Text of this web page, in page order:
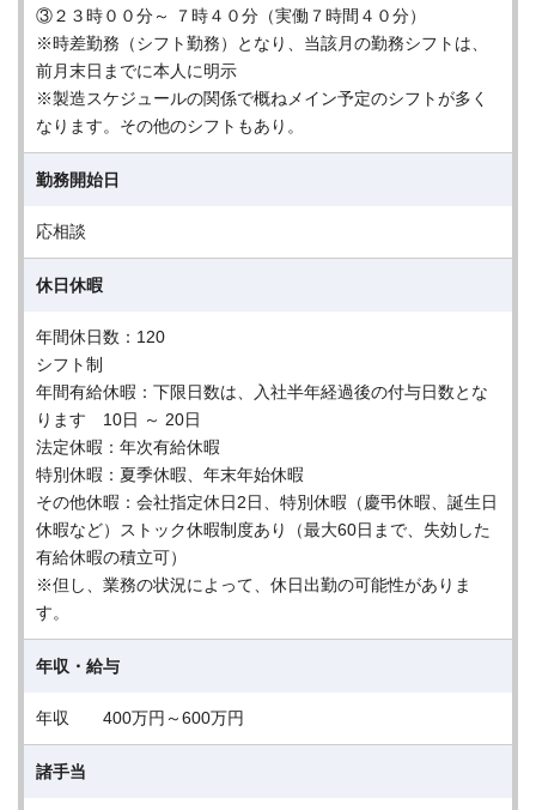
③２３時００分～ ７時４０分（実働７時間４０分）
※時差勤務（シフト勤務）となり、当該月の勤務シフトは、
前月末日までに本人に明示
※製造スケジュールの関係で概ねメイン予定のシフトが多く
なります。その他のシフトもあり。
勤務開始日
応相談
休日休暇
年間休日数：120
シフト制
年間有給休暇：下限日数は、入社半年経過後の付与日数とな
ります 10日 ～ 20日
法定休暇：年次有給休暇
特別休暇：夏季休暇、年末年始休暇
その他休暇：会社指定休日2日、特別休暇（慶弔休暇、誕生日
休暇など）ストック休暇制度あり（最大60日まで、失効した
有給休暇の積立可）
※但し、業務の状況によって、休日出勤の可能性がありま
す。
年収・給与
年収 400万円～600万円
諸手当